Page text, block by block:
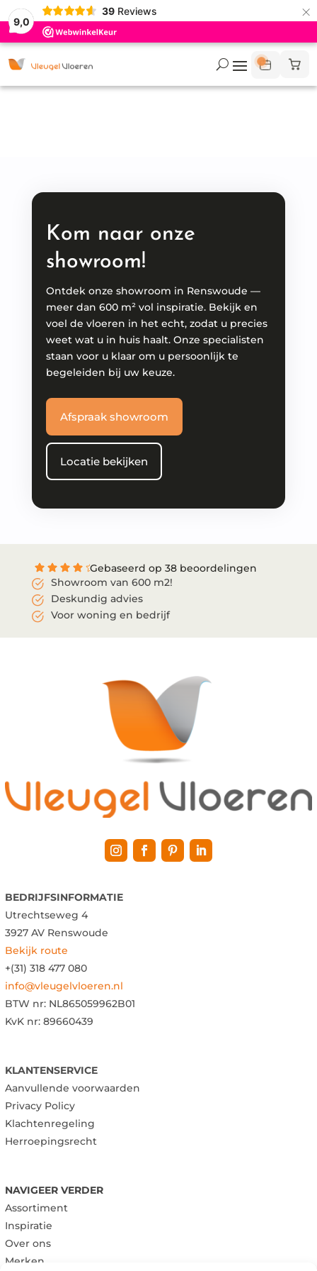
9,0
39 Reviews ×
Kom naar onze
showroom!
Ontdek onze showroom in Renswoude —
meer dan 600 m² vol inspiratie. Bekijk en
voel de vloeren in het echt, zodat u precies
weet wat u in huis haalt. Onze specialisten
staan voor u klaar om u persoonlijk te
begeleiden bij uw keuze.
Afspraak showroom
Locatie bekijken
Gebaseerd op 38 beoordelingen
Showroom van 600 m2!
Deskundig advies
Voor woning en bedrijf
BEDRIJFSINFORMATIE
Utrechtseweg 4
3927 AV Renswoude
Bekijk route
+(31) 318 477 080
info@vleugelvloeren.nl
BTW nr: NL865059962B01
KvK nr: 89660439
KLANTENSERVICE
Aanvullende voorwaarden
Privacy Policy
Klachtenregeling
Herroepingsrecht
NAVIGEER VERDER
Assortiment
Inspiratie
Over ons
Merken